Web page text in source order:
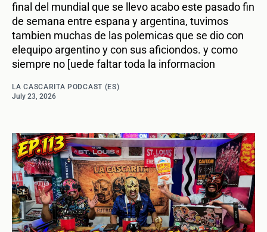
final del mundial que se llevo acabo este pasado fin
de semana entre espana y argentina, tuvimos
tambien muchas de las polemicas que se dio con
elequipo argentino y con sus aficiondos. y como
siempre no [uede faltar toda la informacion
LA CASCARITA PODCAST (ES)
July 23, 2026